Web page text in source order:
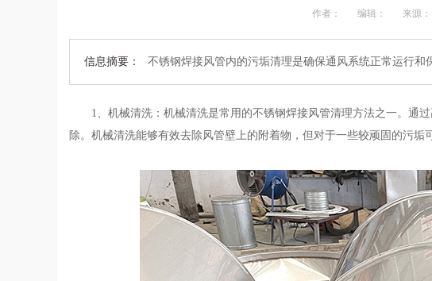
作者： 编辑： 来源：
信息摘要： 不锈钢焊接风管内的污垢清理是确保通风系统正常运行和
1、机械清洗：机械清洗是常用的不锈钢焊接风管清理方法之一。通
除。机械清洗能够有效去除风管壁上的附着物，但对于一些较顽固的污垢